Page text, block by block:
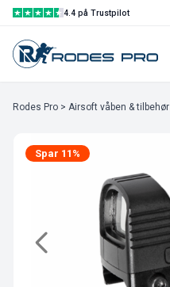
4.4 på Trustpilot
Rodes Pro > Airsoft våben & tilbehør
Spar 11%